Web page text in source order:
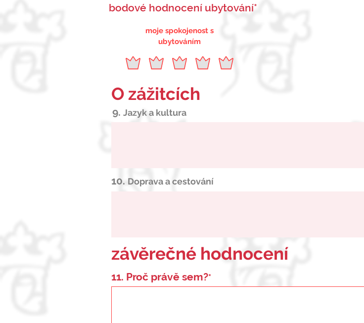
bodové hodnocení ubytování*
moje spokojenost s
ubytováním
O zážitcích
9. Jazyk a kultura
10. Doprava a cestování
závěrečné hodnocení
11. Proč právě sem?*